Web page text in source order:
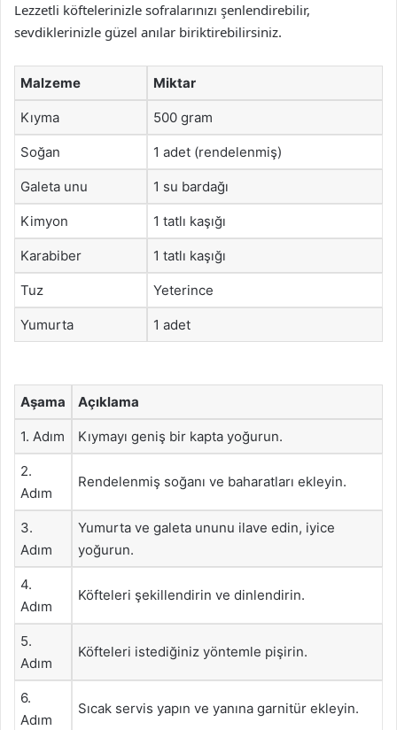
Lezzetli köftelerinizle sofralarınızı şenlendirebilir,
sevdiklerinizle güzel anılar biriktirebilirsiniz.
Malzeme Miktar
Kıyma 500 gram
Soğan 1 adet (rendelenmiş)
Galeta unu 1 su bardağı
Kimyon 1 tatlı kaşığı
Karabiber 1 tatlı kaşığı
Tuz Yeterince
Yumurta 1 adet
Aşama Açıklama
1. Adım Kıymayı geniş bir kapta yoğurun.
2.
Adım
Rendelenmiş soğanı ve baharatları ekleyin.
3.
Adım
Yumurta ve galeta ununu ilave edin, iyice
yoğurun.
4.
Adım
Köfteleri şekillendirin ve dinlendirin.
5.
Adım
Köfteleri istediğiniz yöntemle pişirin.
6.
Adım
Sıcak servis yapın ve yanına garnitür ekleyin.